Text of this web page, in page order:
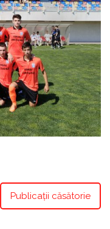
Publicaţii căsătorie